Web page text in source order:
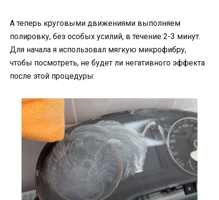
А теперь круговыми движениями выполняем
полировку, без особых усилий, в течение 2-3 минут.
Для начала я использовал мягкую микрофибру,
чтобы посмотреть, не будет ли негативного эффекта
после этой процедуры: